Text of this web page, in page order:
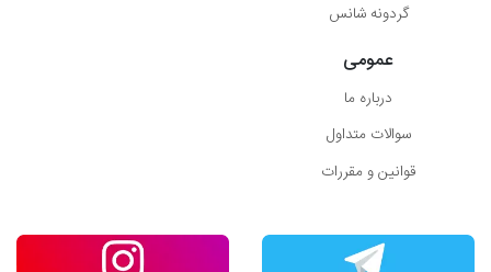
گردونه شانس
عمومی
درباره ما
سوالات متداول
قوانین و مقررات